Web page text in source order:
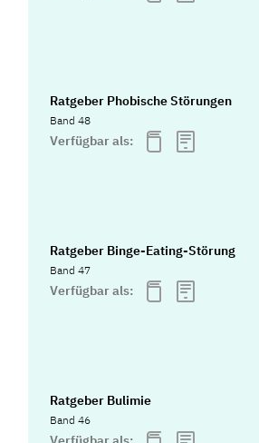
Ratgeber Phobische Störungen
Band 48
Verfügbar als:
Ratgeber Binge-Eating-Störung
Band 47
Verfügbar als:
Ratgeber Bulimie
Band 46